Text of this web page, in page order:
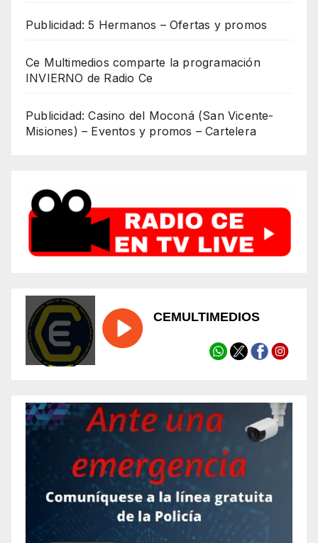
Publicidad: 5 Hermanos – Ofertas y promos
Ce Multimedios comparte la programación
INVIERNO de Radio Ce
Publicidad: Casino del Moconá (San Vicente-
Misiones) – Eventos y promos – Cartelera